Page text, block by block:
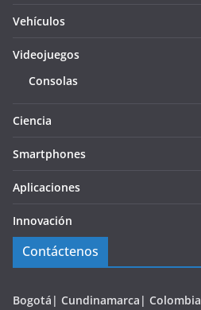
Vehículos
Videojuegos
Consolas
Ciencia
Smartphones
Aplicaciones
Innovación
Contáctenos
Bogotá| Cundinamarca| Colombia